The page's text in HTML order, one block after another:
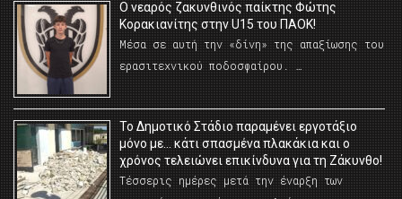
O νεαρός ζακυνθινός παίκτης Φώτης
Κορακιανίτης στην U15 του ΠΑΟΚ!
Μέσα σε αυτή την «δίνη» της απαξίωσης του
ερασιτεχνικού ποδοσφαίρου. …
Το Δημοτικό Στάδιο παραμένει εργοτάξιο
μόνο με… κάτι σπασμένα πλακάκια και ο
χρόνος τελειώνει επικίνδυνα για τη Ζάκυνθο!
Τέσσερις ημέρες μετά την έναρξη των